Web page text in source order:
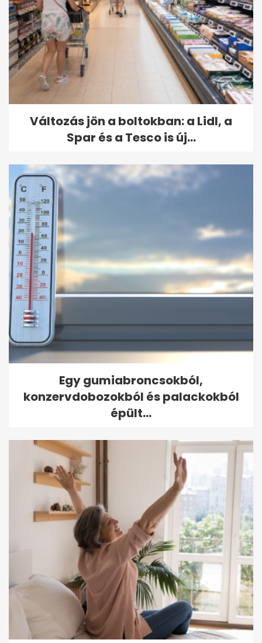
Változás jön a boltokban: a Lidl, a
Spar és a Tesco is új...
Egy gumiabroncsokból,
konzervdobozokból és palackokból
épült...